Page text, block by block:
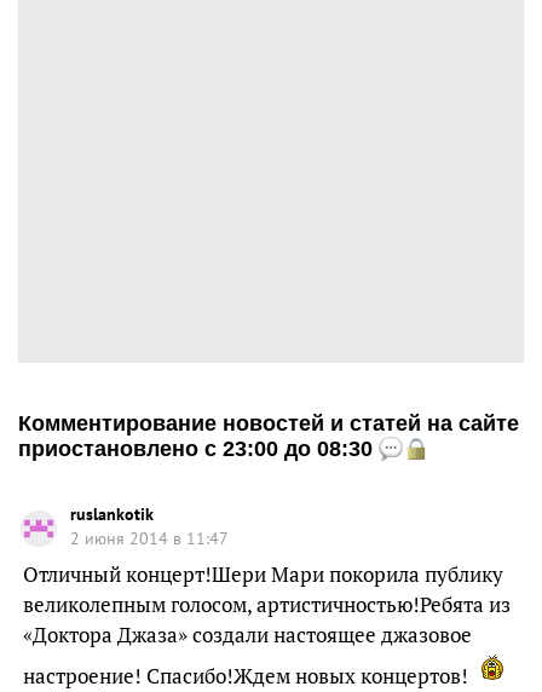
Комментирование новостей и статей на сайте
приостановлено с 23:00 до 08:30
ruslankotik
2 июня 2014 в 11:47
Отличный концерт!Шери Мари покорила публику
великолепным голосом, артистичностью!Ребята из
«Доктора Джаза» создали настоящее джазовое
настроение! Спасибо!Ждем новых концертов!